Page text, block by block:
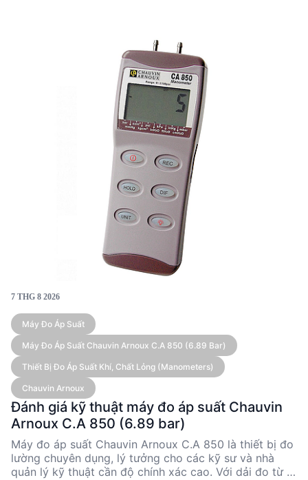
7 THG 8 2026
Máy Đo Áp Suất
Máy Đo Áp Suất Chauvin Arnoux C.A 850 (6.89 Bar)
Thiết Bị Đo Áp Suất Khí, Chất Lỏng (Manometers)
Chauvin Arnoux
Đánh giá kỹ thuật máy đo áp suất Chauvin
Arnoux C.A 850 (6.89 bar)
Máy đo áp suất Chauvin Arnoux C.A 850 là thiết bị đo
lường chuyên dụng, lý tưởng cho các kỹ sư và nhà
quản lý kỹ thuật cần độ chính xác cao. Với dải đo từ 0